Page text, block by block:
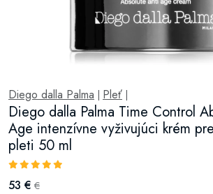
Diego dalla Palma Pleť
Diego dalla Palma Time Control
Age intenzívne vyživujúci krém
pleti 50 ml
53 € €